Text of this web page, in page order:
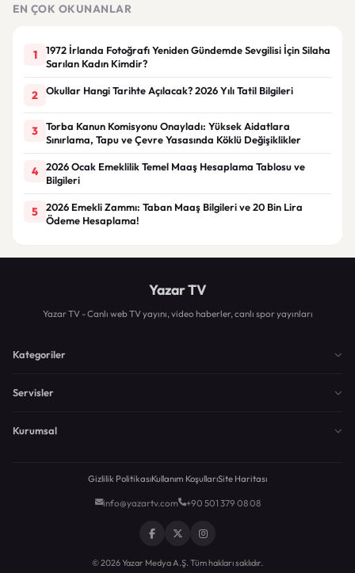
EN ÇOK OKUNANLAR
1
1972 İrlanda Fotoğrafı Yeniden Gündemde Sevgilisi İçin Silaha
Sarılan Kadın Kimdir?
2 Okullar Hangi Tarihte Açılacak? 2026 Yılı Tatil Bilgileri
3
Torba Kanun Komisyonu Onayladı: Yüksek Aidatlara
Sınırlama, Tapu ve Çevre Yasasında Köklü Değişiklikler
4
2026 Ocak Emeklilik Temel Maaş Hesaplama Tablosu ve
Bilgileri
5
2026 Emekli Zammı: Taban Maaş Bilgileri ve 20 Bin Lira
Ödeme Hesaplama!
Yazar TV
Yazar TV - Canlı web TV yayını, video haberler, canlı spor yayınları
Kategoriler
Servisler
Kurumsal
Gizlilik PolitikasıKullanım KoşullarıSite Haritası
info@yazartv.com +90 501 379 08 08
© 2026 Yazar Medya A.Ş. Tüm hakları saklıdır.